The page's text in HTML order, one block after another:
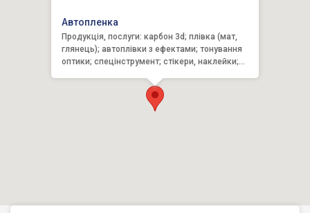
Автопленка
Продукція, послуги: карбон 3d; плівка (мат,
глянець); автоплівки з ефектами; тонування
оптики; спецінструмент; стікери, наклейки;